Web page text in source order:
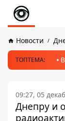
Новости
ТОПТЕМА:
09:27, 05
Днепру и